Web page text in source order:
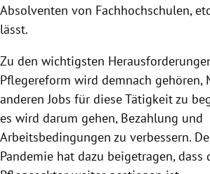
Absolventen von Fachhochschulen,
lässt.
Zu den wichtigsten
Pflegereform wird demnach gehören,
anderen Jobs für diese Tätigkeit zu
es wird darum gehen, Bezahlung und
Arbeitsbedingungen zu verbessern.
Pandemie hat dazu beigetragen, dass